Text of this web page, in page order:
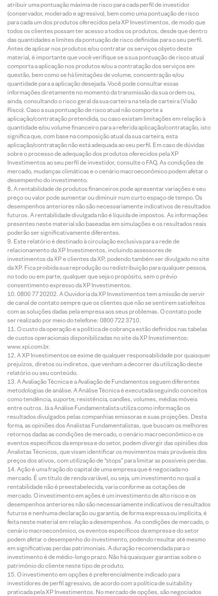
atribuir uma pontuação máxima de risco para cada perfil de investidor
(conservador, moderado e agressivo), bem como uma pontuação de risco
para cada um dos produtos oferecidos pela XP Investimentos, de modo que
todos os clientes possam ter acesso a todos os produtos, desde que dentro
das quantidades e limites da pontuação de risco definidas para o seu perfil.
Antes de aplicar nos produtos e/ou contratar os serviços objeto deste
material, é importante que você verifique se a sua pontuação de risco atual
comporta a aplicação nos produtos e/ou a contratação dos serviços em
questão, bem como se há limitações de volume, concentração e/ou
quantidade para a aplicação desejada. Você pode consultar essas
informações diretamente no momento da transmissão da sua ordem ou,
ainda, consultando o risco geral da sua carteira na tela de carteira (Visão
Risco). Caso a sua pontuação de risco atual não comporte a
aplicação/contratação pretendida, ou caso existam limitações em relação à
quantidade e/ou volume financeiro para a referida aplicação/contratação, isto
significa que, com base na composição atual da sua carteira, esta
aplicação/contratação não está adequada ao seu perfil. Em caso de dúvidas
sobre o processo de adequação dos produtos oferecidos pela XP
Investimentos ao seu perfil de investidor, consulte o FAQ. As condições de
mercado, mudanças climáticas e o cenário macroeconômico podem afetar o
desempenho do investimento.
A rentabilidade de produtos financeiros pode apresentar variações e seu
preço ou valor pode aumentar ou diminuir num curto espaço de tempo. Os
desempenhos anteriores não são necessariamente indicativos de resultados
futuros. A rentabilidade divulgada não é líquida de impostos. As informações
presentes neste material são baseadas em simulações e os resultados reais
poderão ser significativamente diferentes.
Este relatório é destinado à circulação exclusiva para a rede de
relacionamento da XP Investimentos, incluindo assessores de
investimentos da XP e clientes da XP, podendo também ser divulgado no site
da XP. Fica proibida sua reprodução ou redistribuição para qualquer pessoa,
no todo ou em parte, qualquer que seja o propósito, sem o prévio
consentimento expresso da XP Investimentos.
0800 77 20202. A Ouvidoria da XP Investimentos tem a missão de servir
de canal de contato sempre que os clientes que não se sentirem satisfeitos
com as soluções dadas pela empresa aos seus problemas. O contato pode
ser realizado por meio do telefone: 0800 722 3710.
O custo da operação e a política de cobrança estão definidos nas tabelas
de custos operacionais disponibilizadas no site da XP Investimentos:
www.xpi.com.br.
A XP Investimentos se exime de qualquer responsabilidade por quaisquer
prejuízos, diretos ou indiretos, que venham a decorrer da utilização deste
relatório ou seu conteúdo.
A Avaliação Técnica e a Avaliação de Fundamentos seguem diferentes
metodologias de análise. A Análise Técnica é executada seguindo conceitos
como tendência, suporte, resistência, candles, volumes, médias móveis
entre outros. Já a Análise Fundamentalista utiliza como informação os
resultados divulgados pelas companhias emissoras e suas projeções. Desta
forma, as opiniões dos Analistas Fundamentalistas, que buscam os melhores
retornos dadas as condições de mercado, o cenário macroeconômico e os
eventos específicos da empresa e do setor, podem divergir das opiniões dos
Analistas Técnicos, que visam identificar os movimentos mais prováveis dos
preços dos ativos, com utilização de “stops” para limitar as possíveis perdas.
Ação é uma fração do capital de uma empresa que é negociada no
mercado. É um título de renda variável, ou seja, um investimento no qual a
rentabilidade não é preestabelecida, varia conforme as cotações de
mercado. O investimento em ações é um investimento de alto risco e os
desempenhos anteriores não são necessariamente indicativos de resultados
futuros e nenhuma declaração ou garantia, de forma expressa ou implícita, é
feita neste material em relação a desempenhos. As condições de mercado, o
cenário macroeconômico, os eventos específicos da empresa e do setor
podem afetar o desempenho do investimento, podendo resultar até mesmo
em significativas perdas patrimoniais. A duração recomendada para o
investimento é de médio-longo prazo. Não há quaisquer garantias sobre o
patrimônio do cliente neste tipo de produto.
O investimento em opções é preferencialmente indicado para
investidores de perfil agressivo, de acordo com a política de suitability
praticada pela XP Investimentos. No mercado de opções, são negociados